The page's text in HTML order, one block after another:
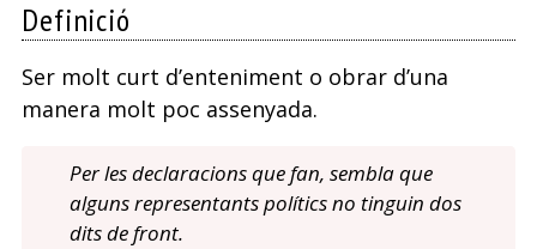
Definició
Ser molt curt d’enteniment o obrar d’una
manera molt poc assenyada.
Per les declaracions que fan, sembla que
alguns representants polítics no tinguin dos
dits de front.